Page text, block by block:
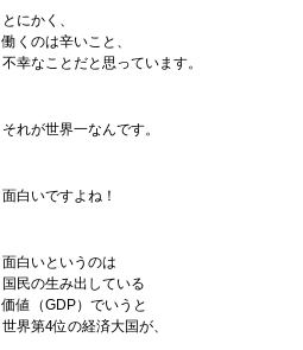
とにかく、
働くのは辛いこと、
不幸なことだと思っています。
それが世界一なんです。
面白いですよね！
面白いというのは
国民の生み出している
価値（GDP）でいうと
世界第4位の経済大国が、